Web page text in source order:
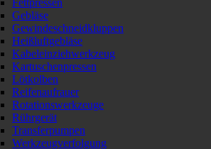
Gebläse
Gewindeschneidkluppen
Heißluftgebläse
Kabeleinziehwerkzeug
Kartuschenpressen
Lötkolben
Reifenaufrauer
Rotationswerkzeuge
Rührgerät
Transferpumpen
Werkzeugverfolgung